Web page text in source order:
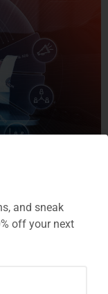
(KMU)
eine
des richtigen
Systems ist
Geschäftsziele
and sneak
off your next